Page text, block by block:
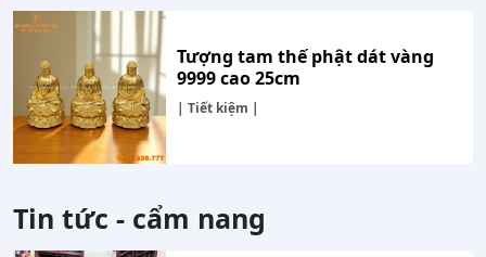
Tượng tam thế phật dát vàng
9999 cao 25cm
| Tiết kiệm |
Tin tức - cẩm nang